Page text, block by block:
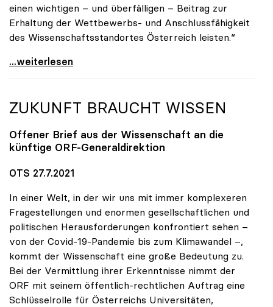
einen wichtigen – und überfälligen – Beitrag zur
Erhaltung der Wettbewerbs- und Anschlussfähigkeit
des Wissenschaftsstandortes Österreich leisten.“
uniko-Präsidentin Seidler: Austrian Micro Data
...weiterlesen
ZUKUNFT BRAUCHT WISSEN
Offener Brief aus der Wissenschaft an die
künftige ORF-Generaldirektion
OTS 27.7.2021
In einer Welt, in der wir uns mit immer komplexeren
Fragestellungen und enormen gesellschaftlichen und
politischen Herausforderungen konfrontiert sehen –
von der Covid-19-Pandemie bis zum Klimawandel –,
kommt der Wissenschaft eine große Bedeutung zu.
Bei der Vermittlung ihrer Erkenntnisse nimmt der
ORF mit seinem öffentlich-rechtlichen Auftrag eine
Schlüsselrolle für Österreichs Universitäten,